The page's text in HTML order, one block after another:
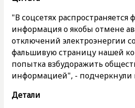
"В соцсетях распространяется
информация о якобы отмене
отключений электроэнергии
фальшивую страницу нашей
попытка взбудоражить
информацией", - подчеркнули
Детали